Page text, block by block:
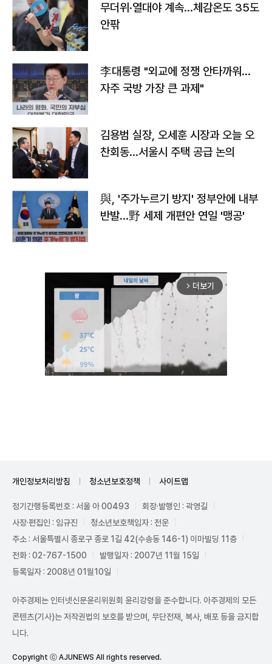
무더위·열대야 계속…체감온도 35도
안팎
李대통령 "외교에 정쟁 안타까워…
자주 국방 가장 큰 과제"
김용범 실장, 오세훈 시장과 오늘 오
찬회동...서울시 주택 공급 논의
與, '주가누르기 방지' 정부안에 내부
반발…野 세제 개편안 연일 '맹공'
arrow_forward_ios 더보기
개인정보처리방침 청소년보호정책 사이트맵
정기간행등록번호 : 서울 아 00493
회장·발행인 : 곽영길
사장·편집인 : 임규진
청소년보호책임자 : 전운
주소 : 서울특별시 종로구 종로 1길 42(수송동 146-1) 이마빌딩 11층
전화 : 02-767-1500
발행일자 : 2007년 11월 15일
등록일자 : 2008년 01월10일
아주경제는 인터넷신문윤리위원회 윤리강령을 준수합니다. 아주경제의 모든
콘텐츠(기사)는 저작권법의 보호를 받으며, 무단전재, 복사, 배포 등을 금지합
니다.
Copyright ⓒ AJUNEWS All rights reserved.